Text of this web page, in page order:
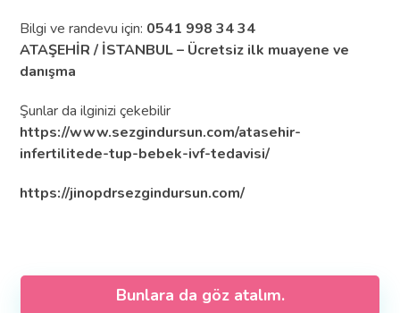
Bilgi ve randevu için: 0541 998 34 34
ATAŞEHİR / İSTANBUL – Ücretsiz ilk muayene ve
danışma
Şunlar da ilginizi çekebilir
https://www.sezgindursun.com/atasehir-
infertilitede-tup-bebek-ivf-tedavisi/
https://jinopdrsezgindursun.com/
Bunlara da göz atalım.